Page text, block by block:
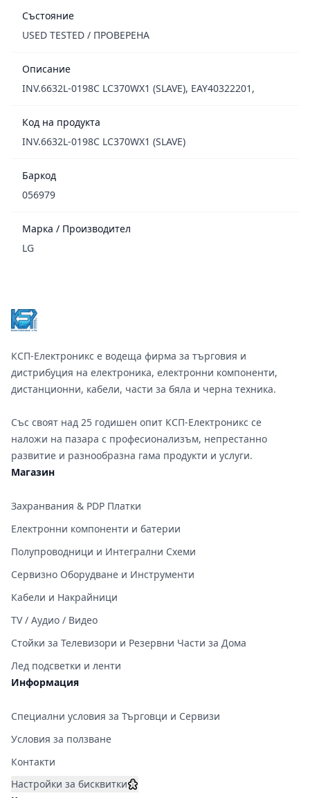
Състояние
USED TESTED / ПРОВЕРЕНА
Описание
INV.6632L-0198C LC370WX1 (SLAVE), EAY40322201,
Код на продукта
INV.6632L-0198C LC370WX1 (SLAVE)
Баркод
056979
Марка / Производител
LG
КСП-Електроникс е водеща фирма за търговия и
дистрибуция на електроника, електронни компоненти,
дистанционни, кабели, части за бяла и черна техника.
Със своят над 25 годишен опит КСП-Електроникс се
наложи на пазара с професионализъм, непрестанно
развитие и разнообразна гама продукти и услуги.
Магазин
Захранвания & PDP Платки
Електронни компоненти и батерии
Полупроводници и Интегрални Схеми
Сервизно Оборудване и Инструменти
Кабели и Накрайници
TV / Аудио / Видео
Стойки за Телевизори и Резервни Части за Дома
Лед подсветки и ленти
Информация
Специални условия за Търговци и Сервизи
Условия за ползване
Контакти
Настройки за бисквитки